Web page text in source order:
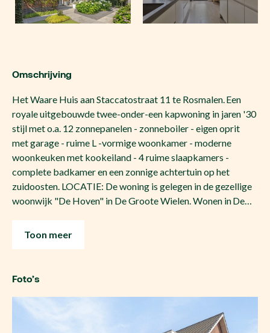
Omschrijving
Het Waare Huis aan Staccatostraat 11 te Rosmalen. Een
royale uitgebouwde twee-onder-een kapwoning in jaren '30
stijl met o.a. 12 zonnepanelen - zonneboiler - eigen oprit
met garage - ruime L -vormige woonkamer - moderne
woonkeuken met kookeiland - 4 ruime slaapkamers -
complete badkamer en een zonnige achtertuin op het
zuidoosten. LOCATIE: De woning is gelegen in de gezellige
woonwijk "De Hoven" in De Groote Wielen. Wonen in De…
Toon meer
Foto’s